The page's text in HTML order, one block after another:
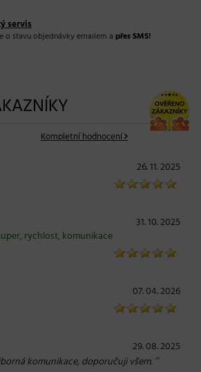
servis
o stavu objednávky emailem a přes SMS!
Kompletní hodnocení
26. 11. 2025
31. 10. 2025
rychlost, komunikace
07. 04. 2026
29. 08. 2025
komunikace, doporučuji všem. “